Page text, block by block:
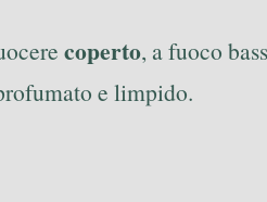
coperto, a fuoco
e limpido.